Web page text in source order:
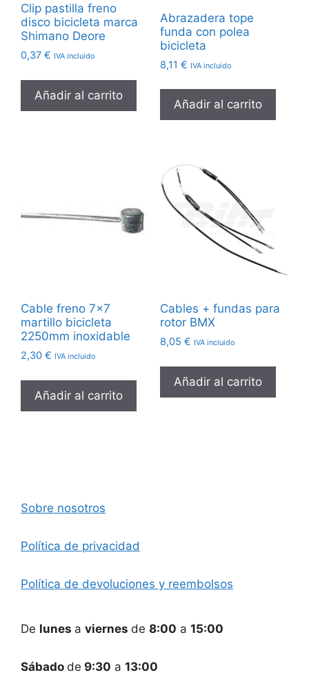
Clip pastilla freno
disco bicicleta marca
Shimano Deore
0,37 € IVA incluido
Añadir al carrito
Abrazadera tope
funda con polea
bicicleta
8,11 € IVA incluido
Añadir al carrito
Cable freno 7×7
martillo bicicleta
2250mm inoxidable
2,30 € IVA incluido
Añadir al carrito
Cables + fundas para
rotor BMX
8,05 € IVA incluido
Añadir al carrito
Sobre nosotros
Política de privacidad
Política de devoluciones y reembolsos
De lunes a viernes de 8:00 a 15:00
Sábado de 9:30 a 13:00